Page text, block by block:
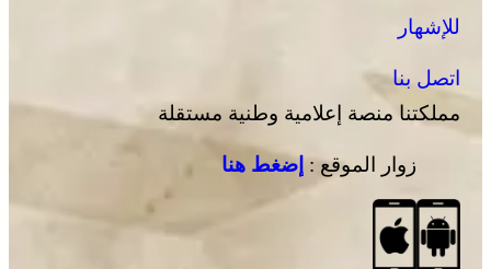
للإشهار
اتصل بنا
مملكتنا منصة إعلامية وطنية مستقلة
زوار الموقع : إضغط هنا